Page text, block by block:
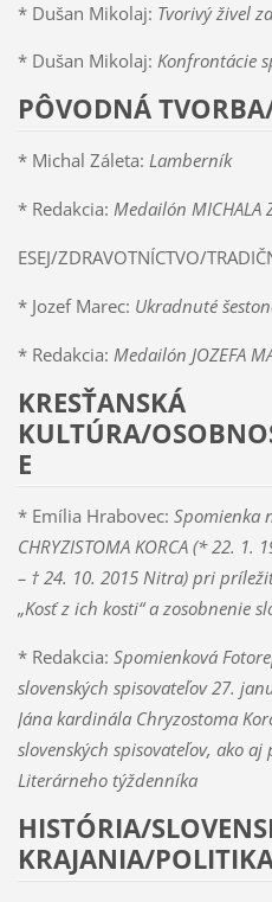
* Dušan Mikolaj: Tvorivý živel
* Dušan Mikolaj: Konfrontácie
PÔVODNÁ
* Michal Záleta: Lamberník
* Redakcia: Medailón MICHALA
ESEJ/ZDRAVOTNÍCTVO/
* Jozef Marec: Ukradnuté
* Redakcia: Medailón JOZEFA
KRESŤANSKÁ
KULTÚRA/
E
* Emília Hrabovec: Spomienka
CHRYZISTOMA KORCA (* 22. 1.
– † 24. 10. 2015 Nitra) pri
„Kosť z ich kosti“ a zosobnenie
* Redakcia: Spomienková
slovenských spisovateľov 27.
Jána kardinála Chryzostoma
slovenských spisovateľov, ako
Literárneho týždenníka
HISTÓRIA/
KRAJANIA/